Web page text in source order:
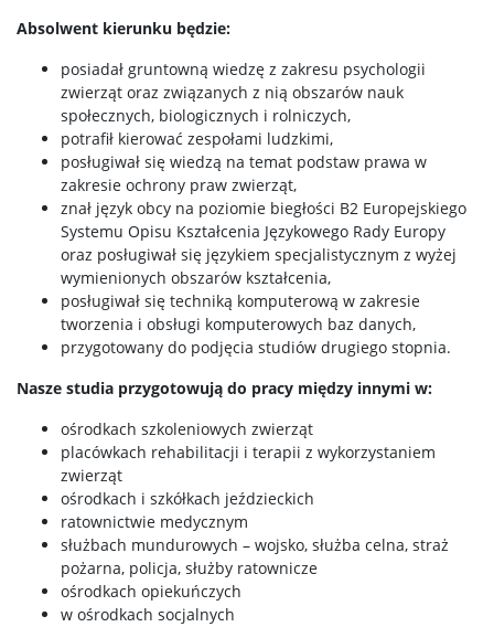
Absolwent kierunku będzie:
posiadał gruntowną wiedzę z zakresu psychologii
zwierząt oraz związanych z nią obszarów nauk
społecznych, biologicznych i rolniczych,
potrafił kierować zespołami ludzkimi,
posługiwał się wiedzą na temat podstaw prawa w
zakresie ochrony praw zwierząt,
znał język obcy na poziomie biegłości B2 Europejskiego
Systemu Opisu Kształcenia Językowego Rady Europy
oraz posługiwał się językiem specjalistycznym z wyżej
wymienionych obszarów kształcenia,
posługiwał się techniką komputerową w zakresie
tworzenia i obsługi komputerowych baz danych,
przygotowany do podjęcia studiów drugiego stopnia.
Nasze studia przygotowują do pracy między innymi w:
ośrodkach szkoleniowych zwierząt
placówkach rehabilitacji i terapii z wykorzystaniem
zwierząt
ośrodkach i szkółkach jeździeckich
ratownictwie medycznym
służbach mundurowych – wojsko, służba celna, straż
pożarna, policja, służby ratownicze
ośrodkach opiekuńczych
w ośrodkach socjalnych